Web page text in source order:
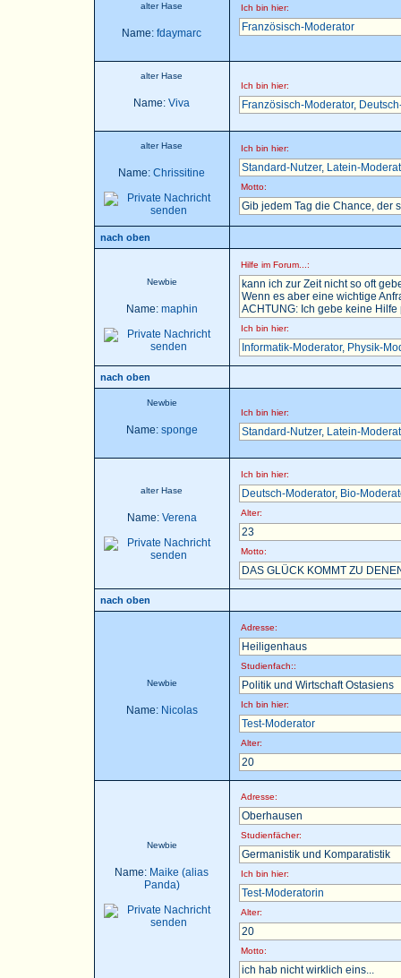
alter Hase
Name: fdaymarc
Ich bin hier:
Französisch-Moderator
alter Hase
Name: Viva
Ich bin hier:
Französisch-Moderator,
alter Hase
Name: Chrissitine
Ich bin hier:
Standard-Nutzer, Latein-
Motto:
Gib jedem Tag die Chance, der
nach oben
Newbie
Name: maphin
Hilfe im Forum...:
kann ich zur Zeit nicht so oft
Wenn es aber eine wichtige
ACHTUNG: Ich gebe keine
Ich bin hier:
Informatik-Moderator, Physik-
nach oben
Newbie
Name: sponge
Ich bin hier:
Standard-Nutzer, Latein-
alter Hase
Name: Verena
Ich bin hier:
Deutsch-Moderator, Bio-
Alter:
23
Motto:
DAS GLÜCK KOMMT ZU
nach oben
Newbie
Name: Nicolas
Adresse:
Heiligenhaus
Studienfach::
Politik und Wirtschaft Ostasiens
Ich bin hier:
Test-Moderator
Alter:
20
Newbie
Name: Maike (alias
Panda)
Adresse:
Oberhausen
Studienfächer:
Germanistik und Komparatistik
Ich bin hier:
Test-Moderatorin
Alter:
20
Motto:
ich hab nicht wirklich eins...